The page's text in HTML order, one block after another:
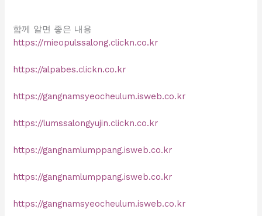
함께 알면 좋은 내용
https://mieopulssalong.clickn.co.kr
https://alpabes.clickn.co.kr
https://gangnamsyeocheulum.isweb.co.kr
https://lumssalongyujin.clickn.co.kr
https://gangnamlumppang.isweb.co.kr
https://gangnamlumppang.isweb.co.kr
https://gangnamsyeocheulum.isweb.co.kr